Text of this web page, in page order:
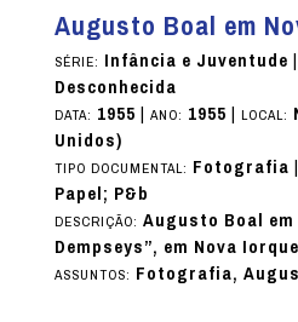
Augusto Boal em
SÉRIE: Infância e Juventude|
Desconhecida
DATA: 1955| ANO: 1955| LOCAL:
Unidos)
TIPO DOCUMENTAL: Fotografia|
Papel; P&b
DESCRIÇÃO: Augusto Boal
Dempseys”, em Nova Iorque
ASSUNTOS: Fotografia,